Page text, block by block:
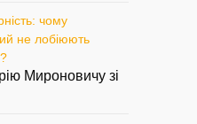
чому
не лобіюють
Мироновичу зі